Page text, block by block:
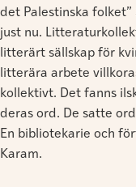
det Palestinska
just nu.
litterärt sällskap för
litterära arbete
kollektivt. Det fanns
deras ord. De satte
En bibliotekarie och
Karam.